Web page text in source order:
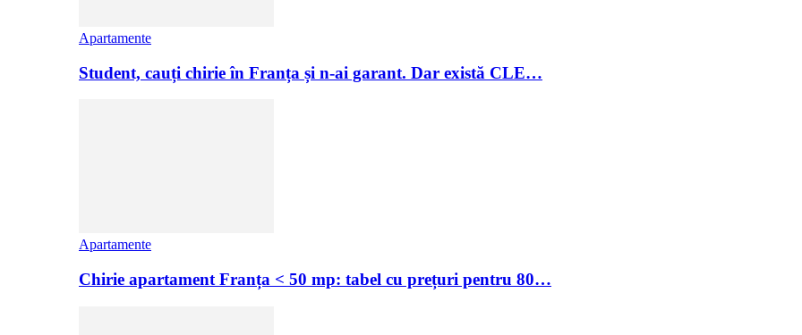
Apartamente
Student, cauți chirie în Franța și n-ai garant. Dar există CLE…
Apartamente
Chirie apartament Franța < 50 mp: tabel cu prețuri pentru 80…